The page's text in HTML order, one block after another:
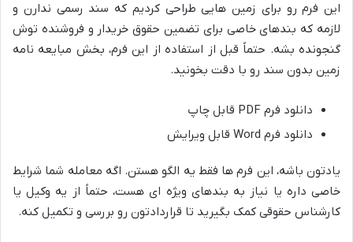
این فرم رو برای زمین هایی طراحی کردیم که سند رسمی ندارن و
لازمه که بندهای خاصی برای تضمین حقوق خریدار و فروشنده توش
گنجونده بشه. حتماً قبل از استفاده از این فرم، بخش مبایعه نامه
زمین بدون سند رو با دقت بخونید.
دانلود فرم PDF قابل چاپ
دانلود فرم Word قابل ویرایش
یادتون باشه، این فرم ها فقط یه الگو هستن. اگه معامله شما شرایط
خاصی داره یا نیاز به بندهای ویژه ای هست، حتماً از یه وکیل یا
کارشناس حقوقی کمک بگیرید تا قراردادتون رو بررسی و تکمیل کنه.